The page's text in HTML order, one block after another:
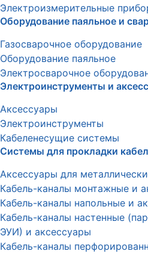
Электроизмерительные
Оборудование паяльное и
Газосварочное оборудование
Оборудование паяльное
Электросварочное
Электроинструменты и
Аксессуары
Электроинструменты
Кабеленесущие системы
Системы для прокладки
Аксессуары для
Кабель-каналы монтажные и
Кабель-каналы напольные и
Кабель-каналы настенные
ЭУИ) и аксессуары
Кабель-каналы